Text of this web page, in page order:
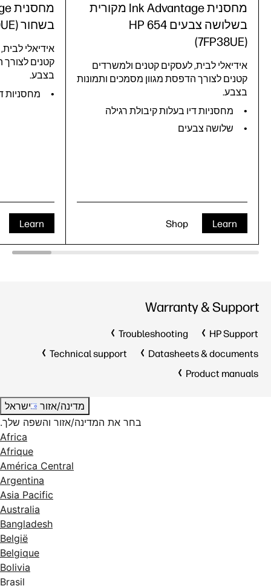
בשחור HP 654 (7FP39UE)
אידיאלי
קטנים לצורך
בצבע.
מחסניות
Learn
מחסנית Ink Advantage מקורית
בשלושה צבעים HP 654
(7FP38UE)
אידיאלי לבית, לעסקים קטנים ולמשרדים
קטנים לצורך הדפסת מגוון מסמכים ותמונות
בצבע.
מחסניות דיו בעלות קיבולת רגילה
שלושה צבעים
Learn
Shop
Warranty & Support
HP Support
Troubleshooting
Datasheets & documents
Technical support
Product manuals
מדינה/אזור
ישראל
בחר את המדינה/אזור והשפה שלך.
Africa
Afrique
América Central
Argentina
Asia Pacific
Australia
Bangladesh
België
Belgique
Bolivia
Brasil